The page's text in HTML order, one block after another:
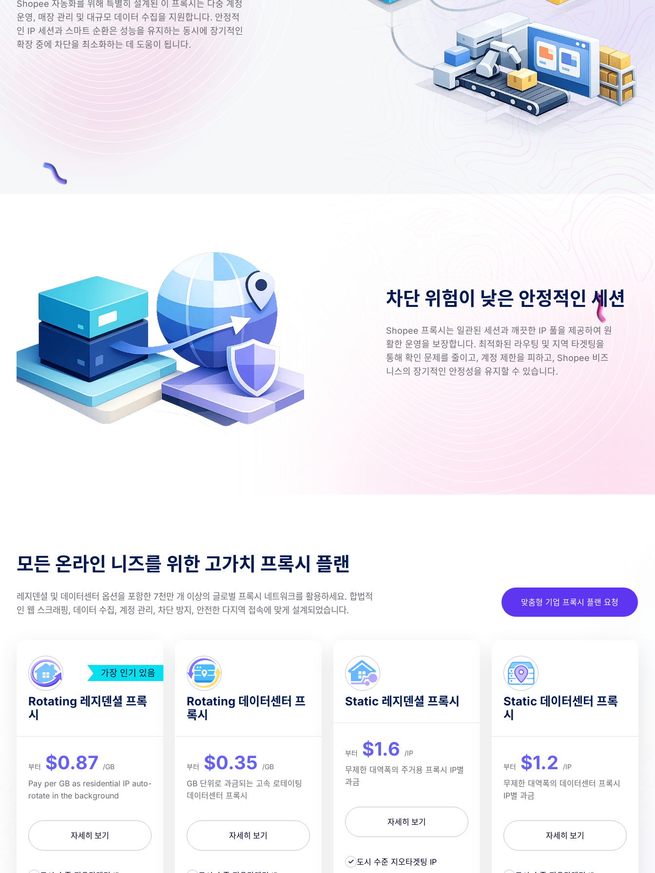
Shopee 자동화를 위해 특별히 설계된 이 프록시는 다중 계정
운영, 매장 관리 및 대규모 데이터 수집을 지원합니다. 안정적
인 IP 세션과 스마트 순환은 성능을 유지하는 동시에 장기적인
확장 중에 차단을 최소화하는 데 도움이 됩니다.
차단 위험이 낮은 안정적인 세션
Shopee 프록시는 일관된 세션과 깨끗한 IP 풀을 제공하여 원
활한 운영을 보장합니다. 최적화된 라우팅 및 지역 타겟팅을
통해 확인 문제를 줄이고, 계정 제한을 피하고, Shopee 비즈
니스의 장기적인 안정성을 유지할 수 있습니다.
모든 온라인 니즈를 위한 고가치 프록시 플랜
레지덴셜 및 데이터센터 옵션을 포함한 7천만 개 이상의 글로벌 프록시 네트워크를 활용하세요. 합법적
인 웹 스크래핑, 데이터 수집, 계정 관리, 차단 방지, 안전한 다지역 접속에 맞게 설계되었습니다.
맞춤형 기업 프록시 플랜 요청
가장 인기 있음
Rotating 레지덴셜 프록
시
부터 $0.87 /GB
Pay per GB as residential IP auto-
rotate in the background
자세히 보기
Rotating 데이터센터 프
록시
부터 $0.35 /GB
GB 단위로 과금되는 고속 로테이팅
데이터센터 프록시
자세히 보기
Static 레지덴셜 프록시
부터 $1.6 /IP
무제한 대역폭의 주거용 프록시 IP별
과금
자세히 보기
도시 수준 지오타겟팅 IP
Static 데이터센터 프록
시
부터 $1.2 /IP
무제한 대역폭의 데이터센터 프록시
IP별 과금
자세히 보기